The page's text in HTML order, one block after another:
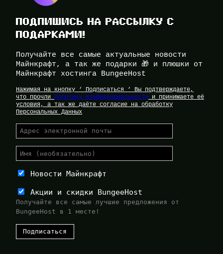
ПОДПИШИСЬ НА РАССЫЛКУ С
ПОДАРКАМИ!
Получайте все самые актуальные новости
Майнкрафт, а так же подарки 🎁 и плюшки от
Майнкрафт хостинга BungeeHost
Нажимая на кнопку ‘ Подписаться ‘ Вы подтверждаете,
что прочли Политику Конфиденциальности и принимаете её
условия, а так же даёте согласие на обработку
Персональных Данных
Новости Майнкрафт
Акции и скидки BungeeHost
Получайте все самые лучшие предложения от
BungeeHost в 1 месте!